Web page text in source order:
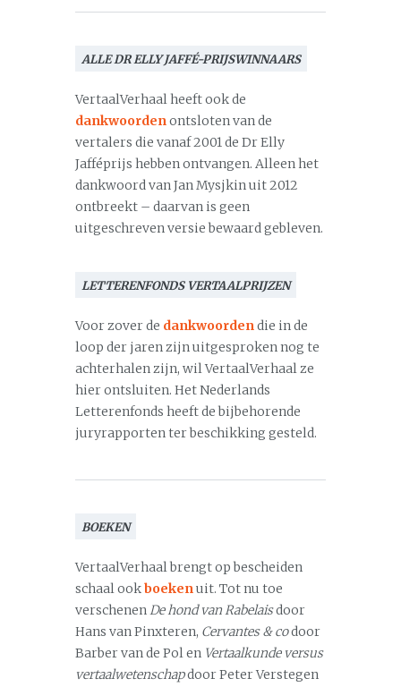
ALLE DR ELLY JAFFÉ-PRIJSWINNAARS
VertaalVerhaal heeft ook de
dankwoordenontsloten van de
vertalers die vanaf 2001 de Dr Elly
Jafféprijs hebben ontvangen. Alleen het
dankwoord van Jan Mysjkin uit 2012
ontbreekt – daarvan is geen
uitgeschreven versie bewaard gebleven.
LETTERENFONDS VERTAALPRIJZEN
Voor zover de dankwoordendie in de
loop der jaren zijn uitgesproken nog te
achterhalen zijn, wil VertaalVerhaal ze
hier ontsluiten. Het Nederlands
Letterenfonds heeft de bijbehorende
juryrapporten ter beschikking gesteld.
BOEKEN
VertaalVerhaal brengt op bescheiden
schaal ookboekenuit. Tot nu toe
verschenenDe hond van Rabelaisdoor
Hans van Pinxteren, Cervantes & codoor
Barber van de Pol en Vertaalkunde versus
vertaalwetenschapdoor Peter Verstegen